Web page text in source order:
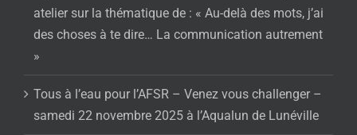
atelier sur la thématique de : « Au-delà des mots, j’ai
des choses à te dire… La communication autrement
»
Tous à l’eau pour l’AFSR – Venez vous challenger –
samedi 22 novembre 2025 à l’Aqualun de Lunéville